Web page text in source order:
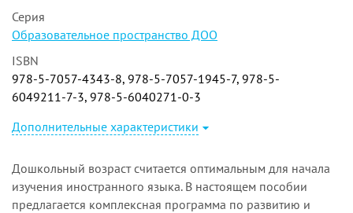
Серия
Образовательное пространство ДОО
ISBN
978-5-7057-4343-8, 978-5-7057-1945-7, 978-5-
6049211-7-3, 978-5-6040271-0-3
Дополнительные характеристики
Дошкольный возраст считается оптимальным для начала
изучения иностранного языка. В настоящем пособии
предлагается комплексная программа по развитию и